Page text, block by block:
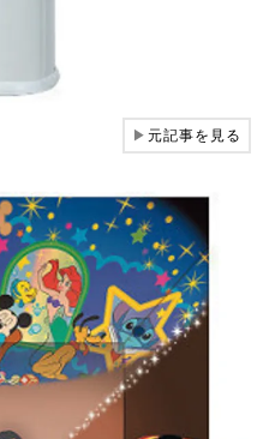
▶元記事を見る